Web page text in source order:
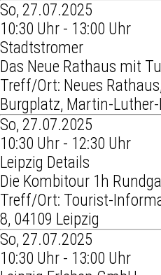
So, 27.07.2025
10:30 Uhr - 13:00 Uhr
Stadtstromer
Das Neue Rathaus mit
Treff/Ort: Neues
Burgplatz, Martin-
So, 27.07.2025
10:30 Uhr - 12:30 Uhr
Leipzig Details
Die Kombitour 1h
Treff/Ort: Tourist-
8, 04109 Leipzig
So, 27.07.2025
10:30 Uhr - 13:00 Uhr